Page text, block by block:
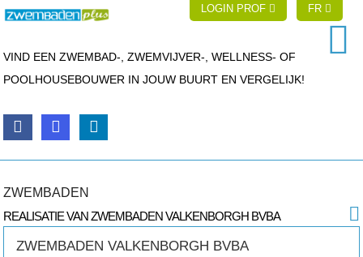
LOGIN PROF FR
VIND EEN ZWEMBAD-, ZWEMVIJVER-, WELLNESS- OF
POOLHOUSEBOUWER IN JOUW BUURT EN VERGELIJK!
ZWEMBADEN
REALISATIE VAN ZWEMBADEN VALKENBORGH BVBA
ZWEMBADEN VALKENBORGH BVBA